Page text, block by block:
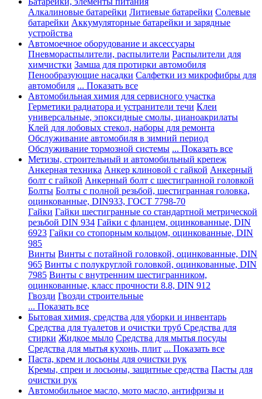
Алкалиновые батарейки Литиевые батарейки Солевые
батарейки Аккумуляторные батарейки и зарядные
устройства
Автомоечное оборудование и аксессуары
Пневмораспылители, распылители Распылители для
химчистки Замша для протирки автомобиля
Пенообразующие насадки Салфетки из микрофибры для
автомобиля ... Показать все
Автомобильная химия для сервисного участка
Герметики радиатора и устранители течи Клеи
универсальные, эпоксидные смолы, цианоакрилаты
Клей для лобовых стекол, наборы для ремонта
Обслуживание автомобиля в зимний период
Обслуживание тормозной системы ... Показать все
Метизы, строительный и автомобильный крепеж
Анкерная техника Анкер клиновой с гайкой Анкерный
болт с гайкой Анкерный болт с шестигранной головкой
Болты Болты с полной резьбой, шестигранная головка,
оцинкованные, DIN933, ГОСТ 7798-70
Гайки Гайки шестигранные со стандартной метрической
резьбой DIN 934 Гайки с фланцем, оцинкованные, DIN
6923 Гайки со стопорным кольцом, оцинкованные, DIN
985
Винты Винты с потайной головкой, оцинкованные, DIN
965 Винты с полукруглой головкой, оцинкованные, DIN
7985 Винты с внутренним шестигранником,
оцинкованные, класс прочности 8.8, DIN 912
Гвозди Гвозди строительные
... Показать все
Бытовая химия, средства для уборки и инвентарь
Средства для туалетов и очистки труб Средства для
стирки Жидкое мыло Средства для мытья посуды
Средства для мытья кухонь, плит ... Показать все
Паста, крем и лосьоны для очистки рук
Кремы, спреи и лосьоны, защитные средства Пасты для
очистки рук
Автомобильное масло, мото масло, антифризы и